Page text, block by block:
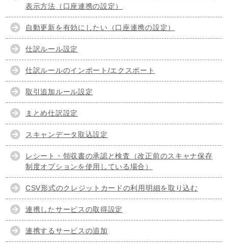
表示方法（口座連携の設定）
自動更新を有効にしたい（口座連携の設定）
仕訳ルール設定
仕訳ルールのインポート/エクスポート
取引追加ルール設定
まとめ仕訳設定
スキャンデータ取込設定
レシート・領収書の承認と検査（改正前のスキャナ保存
制度オプションを使用している場合）
CSV形式のクレジットカードの利用明細を取り込む
連携したサービスの取得設定
連携するサービスの追加